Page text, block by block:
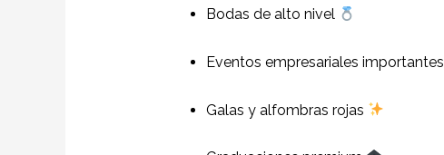
Bodas de alto nivel
Eventos empresariales importantes
Galas y alfombras rojas